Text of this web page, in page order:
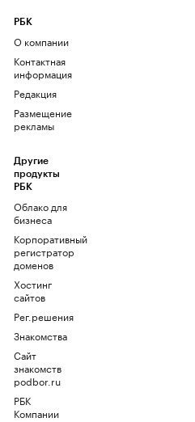
РБК
О компании
Контактная
информация
Редакция
Размещение
рекламы
Другие
продукты
РБК
Облако для
бизнеса
Корпоративный
регистратор
доменов
Хостинг
сайтов
Рег.решения
Знакомства
Сайт
знакомств
podbor.ru
РБК
Компании